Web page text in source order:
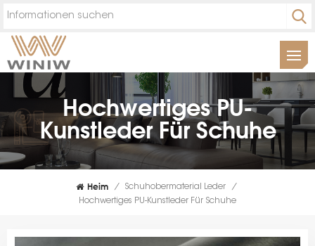
Hochwertiges PU-
Kunstleder Für Schuhe
Heim / Schuhobermaterial Leder
/
Hochwertiges PU-Kunstleder Für Schuhe